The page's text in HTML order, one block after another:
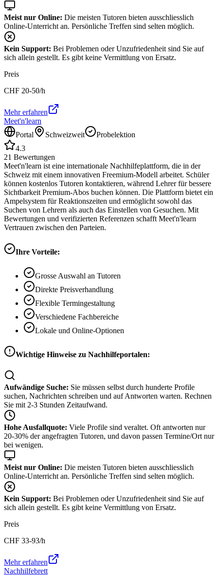
Meist nur Online: Die meisten Tutoren bieten ausschliesslich
Online-Unterricht an. Persönliche Treffen sind selten möglich.
Kein Support: Bei Problemen oder Unzufriedenheit sind Sie auf
sich allein gestellt. Es gibt keine Vermittlung von Ersatz.
Preis
CHF 20-50/h
Mehr erfahren
Meet'n'learn
Portal
Schweizweit
Probelektion
4.3
21 Bewertungen
Meet'n'learn ist eine internationale Nachhilfeplattform, die in der
Schweiz mit einem innovativen Freemium-Modell arbeitet. Schüler
können kostenlos Tutoren kontaktieren, während Lehrer für bessere
Sichtbarkeit Premium-Abos buchen können. Die Plattform bietet ein
Ampelsystem für Reaktionszeiten und ermöglicht sowohl das
Suchen von Lehrern als auch das Einstellen von Gesuchen. Mit
Bewertungen und verifizierten Referenzen schafft Meet'n'learn
Vertrauen zwischen den Parteien.
Ihre Vorteile:
Grosse Auswahl an Tutoren
Direkte Preisverhandlung
Flexible Termingestaltung
Verschiedene Fachbereiche
Lokale und Online-Optionen
Wichtige Hinweise zu Nachhilfeportalen:
Aufwändige Suche: Sie müssen selbst durch hunderte Profile
suchen, Nachrichten schreiben und auf Antworten warten. Rechnen
Sie mit 2-3 Stunden Zeitaufwand.
Hohe Ausfallquote: Viele Profile sind veraltet. Oft antworten nur
20-30% der angefragten Tutoren, und davon passen Termine/Ort nur
bei wenigen.
Meist nur Online: Die meisten Tutoren bieten ausschliesslich
Online-Unterricht an. Persönliche Treffen sind selten möglich.
Kein Support: Bei Problemen oder Unzufriedenheit sind Sie auf
sich allein gestellt. Es gibt keine Vermittlung von Ersatz.
Preis
CHF 33-93/h
Mehr erfahren
Nachhilfebrett